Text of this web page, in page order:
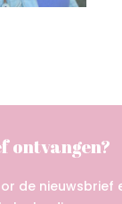
ontvangen?
de nieuwsbrief